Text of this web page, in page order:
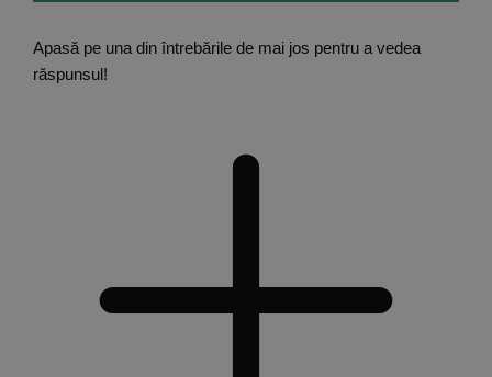
Apasă pe una din întrebările de mai jos pentru a vedea
răspunsul!